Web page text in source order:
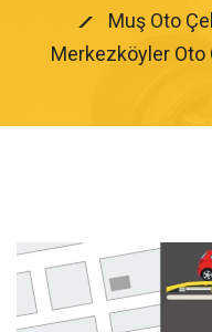
Muş Oto
Merkezköyler Oto